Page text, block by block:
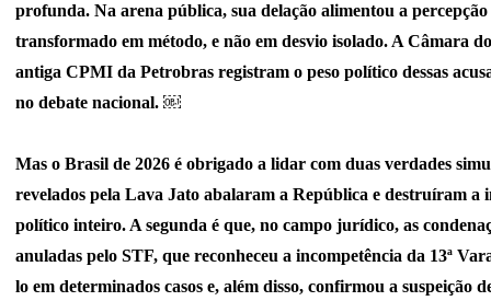
profunda. Na arena pública, sua delação alimentou a
transformado em método, e não em desvio isolado. A Câmara
antiga CPMI da Petrobras registram o peso político dessas
no debate nacional. ￼
Mas o Brasil de 2026 é obrigado a lidar com duas verdades
revelados pela Lava Jato abalaram a República e destruíram a
político inteiro. A segunda é que, no campo jurídico, as
anuladas pelo STF, que reconheceu a incompetência da 13ª
lo em determinados casos e, além disso, confirmou a suspeição